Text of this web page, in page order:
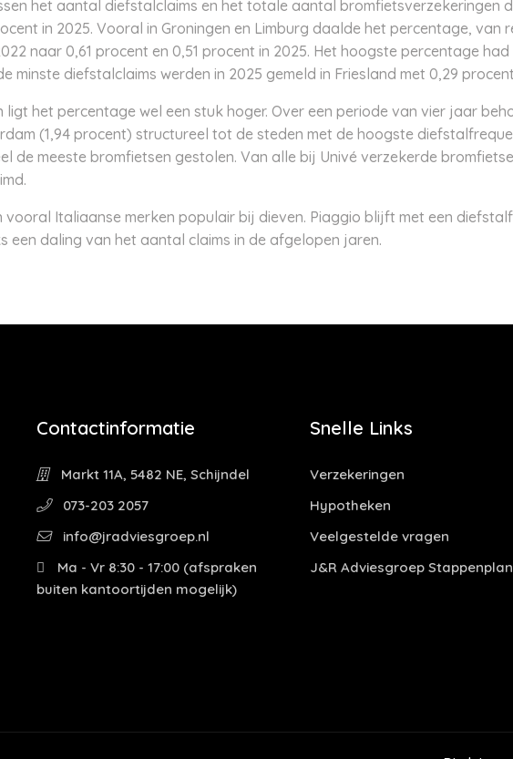
het aantal diefstalclaims en het totale aantal bromfietsverzekeringen
in 2025. Vooral in Groningen en Limburg daalde het percentage, van
naar 0,61 procent en 0,51 procent in 2025. Het hoogste percentage
minste diefstalclaims werden in 2025 gemeld in Friesland met 0,29
ligt het percentage wel een stuk hoger. Over een periode van vier jaar
(1,94 procent) structureel tot de steden met de hoogste
de meeste bromfietsen gestolen. Van alle bij Univé verzekerde
vooral Italiaanse merken populair bij dieven. Piaggio blijft met een
een daling van het aantal claims in de afgelopen jaren.
Contactinformatie
Markt 11A, 5482 NE, Schijndel
073-203 2057
info@jradviesgroep.nl
Ma - Vr 8:30 - 17:00 (afspraken
buiten kantoortijden mogelijk)
Snelle Links
Verzekeringen
Hypotheken
Veelgestelde vragen
J&R Adviesgroep Stappenplan